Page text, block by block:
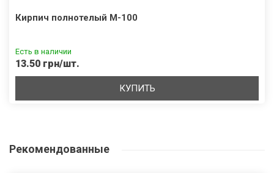
Кирпич полнотелый М-100
Есть в наличии
13.50 грн/шт.
КУПИТЬ
Рекомендованные